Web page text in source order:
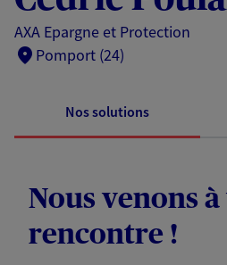
AXA Epargne et Protection
Pomport (24)
Nos solutions
Nous venons
rencontre !